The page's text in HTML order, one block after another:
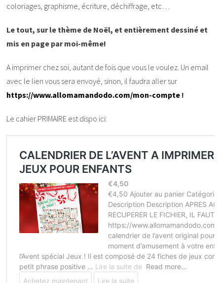
coloriages, graphisme, écriture, déchiffrage, etc…
Le tout, sur le thème de Noël, et entièrement dessiné et
mis en page par moi-même!
A imprimer chez soi, autant de fois que vous le voulez. Un email
avec le lien vous sera envoyé, sinon, il faudra aller sur
https://www.allomamandodo.com/mon-compte !
Le cahier PRIMAIRE est dispo ici: